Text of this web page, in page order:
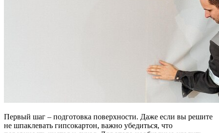
Первый шаг – подготовка поверхности. Даже если вы решите
не шпаклевать гипсокартон, важно убедиться, что